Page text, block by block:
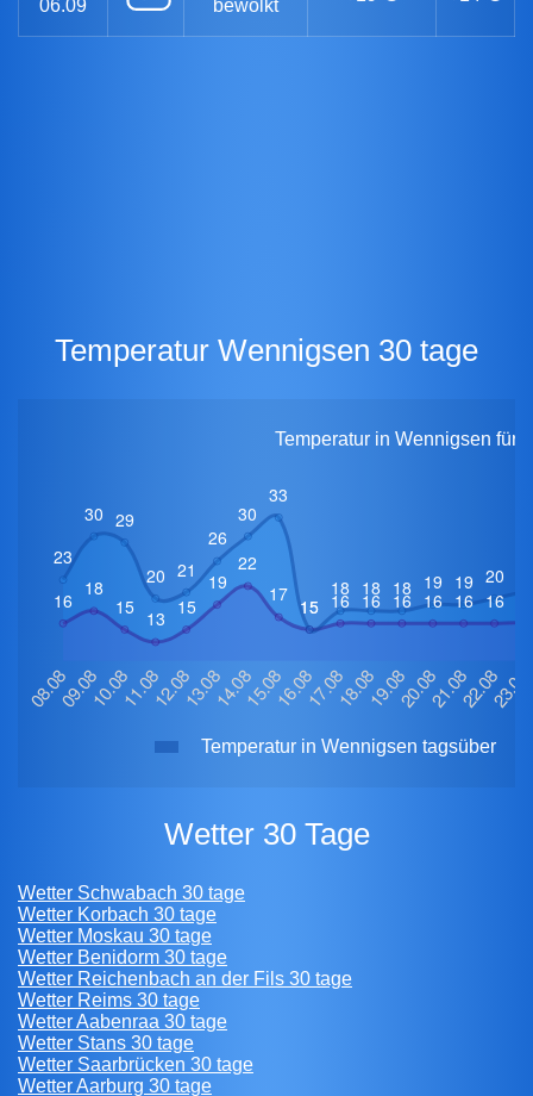
06.09
bewölkt
Temperatur Wennigsen 30 tage
Temperatur in Wennigsen für
Temperatur in Wennigsen tagsüber
Wetter 30 Tage
Wetter Schwabach 30 tage
Wetter Korbach 30 tage
Wetter Moskau 30 tage
Wetter Benidorm 30 tage
Wetter Reichenbach an der Fils 30 tage
Wetter Reims 30 tage
Wetter Aabenraa 30 tage
Wetter Stans 30 tage
Wetter Saarbrücken 30 tage
Wetter Aarburg 30 tage